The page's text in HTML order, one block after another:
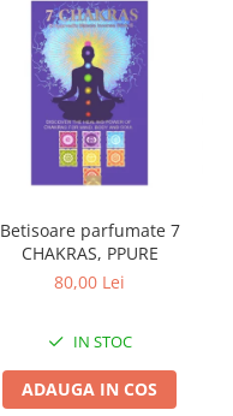
Betisoare parfumate 7
CHAKRAS, PPURE
80,00 Lei
IN STOC
ADAUGA IN COS